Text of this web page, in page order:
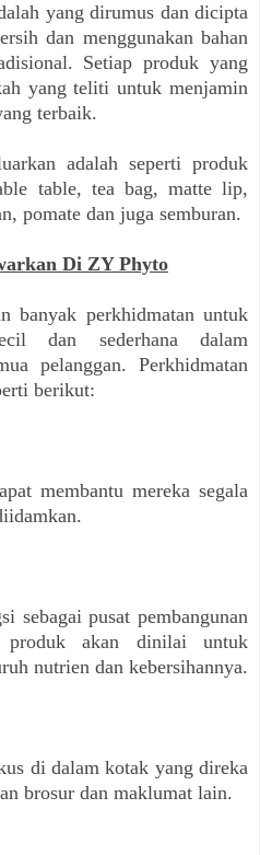
yang dirumus dan dicipta
dan menggunakan bahan
Setiap produk yang
yang teliti untuk menjamin
terbaik.
adalah seperti produk
table, tea bag, matte lip,
pomate dan juga semburan.
Di ZY Phyto
banyak perkhidmatan untuk
dan sederhana dalam
pelanggan. Perkhidmatan
berikut:
membantu mereka segala
sebagai pusat pembangunan
akan dinilai untuk
nutrien dan kebersihannya.
di dalam kotak yang direka
brosur dan maklumat lain.